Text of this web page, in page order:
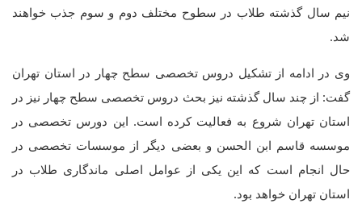
نیم سال گذشته طلاب در سطوح مختلف دوم و سوم جذب خواهند
شد.
وی در ادامه از تشکیل دروس تخصصی سطح چهار در استان تهران
گفت: از چند سال گذشته نیز بحث دروس تخصصی سطح چهار نیز در
استان تهران شروع به فعالیت کرده است. این دورس تخصصی در
موسسه قاسم ابن الحسن و بعضی دیگر از موسسات تخصصی در
حال انجام است که این یکی از عوامل اصلی ماندگاری طلاب در
استان تهران خواهد بود.